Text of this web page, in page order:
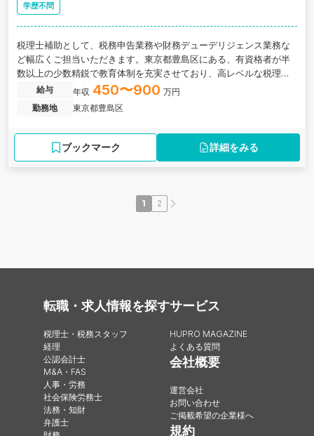
学歴不問
税理士補助として、税務申告業務や財務デューデリジェンス業務な
ど幅広くご担当いただきます。東京都豊島区にある、有資格者が半
数以上の少数精鋭で教育体制を充実させており、高レベルな税理士
を目指せる、福利厚生の充実した会計事務所の求人です。
給与 年収 450〜900 万円
勤務地
東京都豊島区
ブックマーク 詳細をみる
1 2
転職・求人情報を探す
税理士・税務スタッフ
経理
公認会計士
M&A・FAS
人事・労務
社会保険労務士
法務・知財
弁護士
サービス
HUPRO MAGAZINE
よくある質問
会社概要
運営会社
お問い合わせ
ご掲載希望の企業様へ
規約